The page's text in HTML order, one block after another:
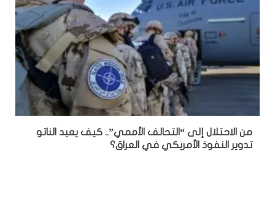
من الاحتلال إلى “التحالف الأممي”.. كيف يعيد الناتو
تدوير النفوذ الأمريكي في العراق؟